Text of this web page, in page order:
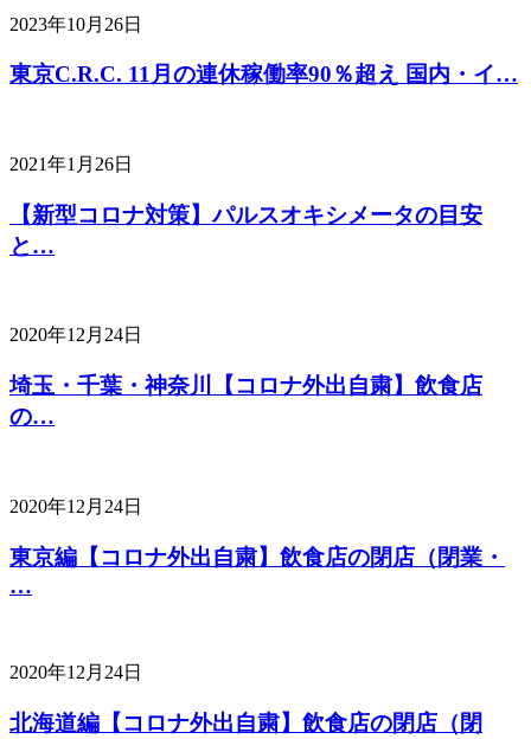
2023年10月26日
東京C.R.C. 11月の連休稼働率90％超え 国内・イ…
2021年1月26日
【新型コロナ対策】パルスオキシメータの目安
と…
2020年12月24日
埼玉・千葉・神奈川【コロナ外出自粛】飲食店
の…
2020年12月24日
東京編【コロナ外出自粛】飲食店の閉店（閉業・
…
2020年12月24日
北海道編【コロナ外出自粛】飲食店の閉店（閉